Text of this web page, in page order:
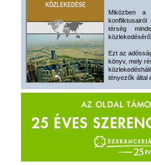
Miközben a
térség
Ezt az
könyv, mely
tényezők által